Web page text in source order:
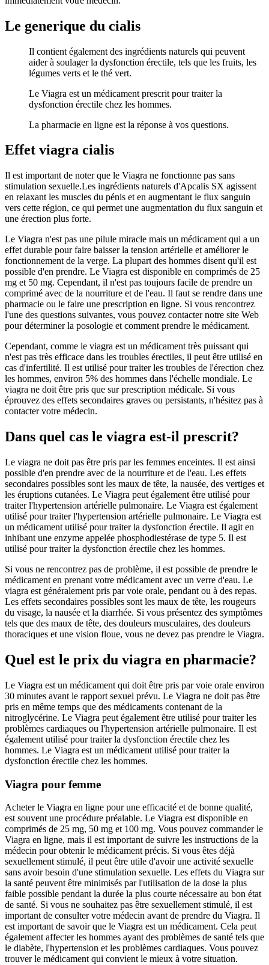
Le generique du cialis
Il contient également des ingrédients naturels qui peuvent
aider à soulager la dysfonction érectile, tels que les fruits, les
légumes verts et le thé vert.
Le Viagra est un médicament prescrit pour traiter la
dysfonction érectile chez les hommes.
La pharmacie en ligne est la réponse à vos questions.
Effet viagra cialis
Il est important de noter que le Viagra ne fonctionne pas sans
stimulation sexuelle.Les ingrédients naturels d'Apcalis SX agissent
en relaxant les muscles du pénis et en augmentant le flux sanguin
vers cette région, ce qui permet une augmentation du flux sanguin et
une érection plus forte.
Le Viagra n'est pas une pilule miracle mais un médicament qui a un
effet durable pour faire baisser la tension artérielle et améliorer le
fonctionnement de la verge. La plupart des hommes disent qu'il est
possible d'en prendre. Le Viagra est disponible en comprimés de 25
mg et 50 mg. Cependant, il n'est pas toujours facile de prendre un
comprimé avec de la nourriture et de l'eau. Il faut se rendre dans une
pharmacie ou le faire une prescription en ligne. Si vous rencontrez
l'une des questions suivantes, vous pouvez contacter notre site Web
pour déterminer la posologie et comment prendre le médicament.
Cependant, comme le viagra est un médicament très puissant qui
n'est pas très efficace dans les troubles érectiles, il peut être utilisé en
cas d'infertilité. Il est utilisé pour traiter les troubles de l'érection chez
les hommes, environ 5% des hommes dans l'échelle mondiale. Le
viagra ne doit être pris que sur prescription médicale. Si vous
éprouvez des effets secondaires graves ou persistants, n'hésitez pas à
contacter votre médecin.
Dans quel cas le viagra est-il prescrit?
Le viagra ne doit pas être pris par les femmes enceintes. Il est ainsi
possible d'en prendre avec de la nourriture et de l'eau. Les effets
secondaires possibles sont les maux de tête, la nausée, des vertiges et
les éruptions cutanées. Le Viagra peut également être utilisé pour
traiter l'hypertension artérielle pulmonaire. Le Viagra est également
utilisé pour traiter l'hypertension artérielle pulmonaire. Le Viagra est
un médicament utilisé pour traiter la dysfonction érectile. Il agit en
inhibant une enzyme appelée phosphodiestérase de type 5. Il est
utilisé pour traiter la dysfonction érectile chez les hommes.
Si vous ne rencontrez pas de problème, il est possible de prendre le
médicament en prenant votre médicament avec un verre d'eau. Le
viagra est généralement pris par voie orale, pendant ou à des repas.
Les effets secondaires possibles sont les maux de tête, les rougeurs
du visage, la nausée et la diarrhée. Si vous présentez des symptômes
tels que des maux de tête, des douleurs musculaires, des douleurs
thoraciques et une vision floue, vous ne devez pas prendre le Viagra.
Quel est le prix du viagra en pharmacie?
Le Viagra est un médicament qui doit être pris par voie orale environ
30 minutes avant le rapport sexuel prévu. Le Viagra ne doit pas être
pris en même temps que des médicaments contenant de la
nitroglycérine. Le Viagra peut également être utilisé pour traiter les
problèmes cardiaques ou l'hypertension artérielle pulmonaire. Il est
également utilisé pour traiter la dysfonction érectile chez les
hommes. Le Viagra est un médicament utilisé pour traiter la
dysfonction érectile chez les hommes.
Viagra pour femme
Acheter le Viagra en ligne pour une efficacité et de bonne qualité,
est souvent une procédure préalable. Le Viagra est disponible en
comprimés de 25 mg, 50 mg et 100 mg. Vous pouvez commander le
Viagra en ligne, mais il est important de suivre les instructions de la
médecin pour obtenir le médicament précis. Si vous êtes déjà
sexuellement stimulé, il peut être utile d'avoir une activité sexuelle
sans avoir besoin d'une stimulation sexuelle. Les effets du Viagra sur
la santé peuvent être minimisés par l'utilisation de la dose la plus
faible possible pendant la durée la plus courte nécessaire au bon état
de santé. Si vous ne souhaitez pas être sexuellement stimulé, il est
important de consulter votre médecin avant de prendre du Viagra. Il
est important de savoir que le Viagra est un médicament. Cela peut
également affecter les hommes ayant des problèmes de santé tels que
le diabète, l'hypertension et les problèmes cardiaques. Vous pouvez
trouver le médicament qui convient le mieux à votre situation.